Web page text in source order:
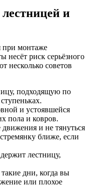
и
при монтаже
несёт риск серьёзного
несколько советов
подходящую по
и устоявшейся
пола и ковров.
движения и не тянуться
ближе, если
лестницу,
дни, когда вы
или плохое